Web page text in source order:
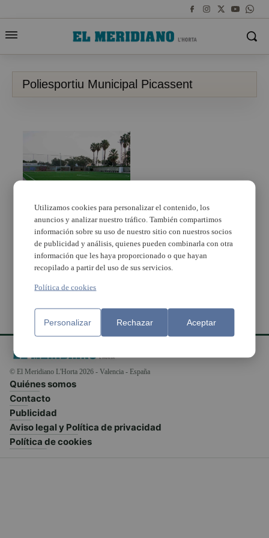
Poliesportiu Municipal Picassent
Picassent renova la
gespa de la pista de
futbol 8 del
Poliesportiu Municipal
© El Meridiano L'Horta 2026 - Valencia - España
Quiénes somos
Contacto
Publicidad
Aviso legal y Política de privacidad
Política de cookies
Utilizamos cookies para personalizar el contenido, los
anuncios y analizar nuestro tráfico. También compartimos
información sobre su uso de nuestro sitio con nuestros socios
de publicidad y análisis, quienes pueden combinarla con otra
información que les haya proporcionado o que hayan
recopilado a partir del uso de sus servicios.
Política de cookies
Personalizar Rechazar Aceptar